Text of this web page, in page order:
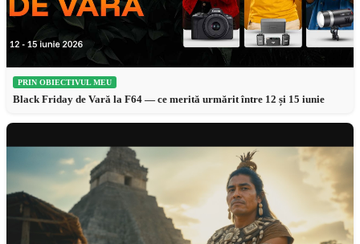
PRIN OBIECTIVUL MEU
Black Friday de Vară la F64 — ce merită urmărit între 12 și 15 iunie